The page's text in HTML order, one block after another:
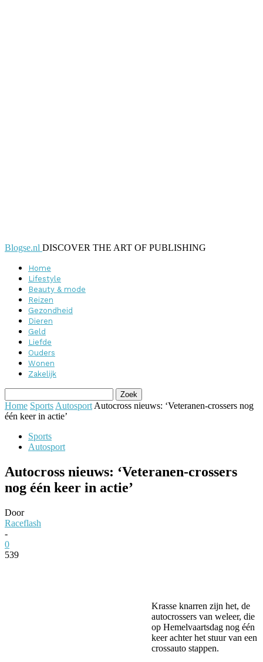
Blogse.nl DISCOVER THE ART OF PUBLISHING
Home
Lifestyle
Beauty & mode
Reizen
Gezondheid
Dieren
Geld
Liefde
Ouders
Wonen
Zakelijk
Home Sports Autosport Autocross nieuws: ‘Veteranen-crossers nog
één keer in actie’
Sports
Autosport
Autocross nieuws: ‘Veteranen-crossers
nog één keer in actie’
Door
Raceflash
-
0
539
Krasse knarren zijn het, de
autocrossers van weleer, die
op Hemelvaartsdag nog één
keer achter het stuur van een
crossauto stappen.